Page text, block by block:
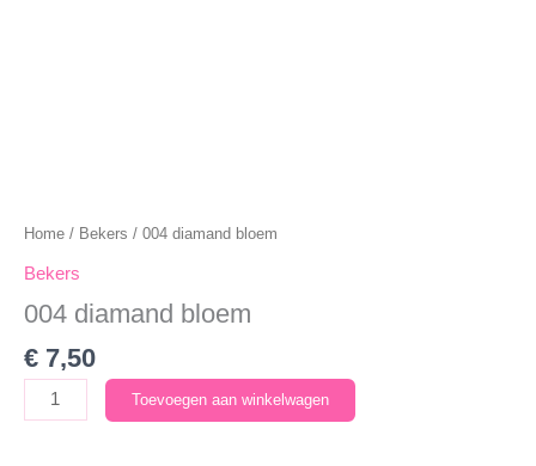
Home / Bekers / 004 diamand bloem
Bekers
004 diamand bloem
€ 7,50
diamand
Toevoegen aan winkelwagen